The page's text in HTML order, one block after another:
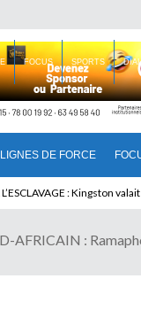
LIGNES DE FORCE
FOCUS SPORTS
le Cameroun ?
AFRICAIN :